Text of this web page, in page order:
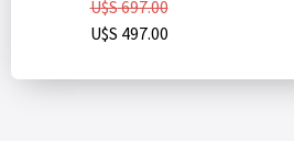
U$S697.00
U$S 497.00